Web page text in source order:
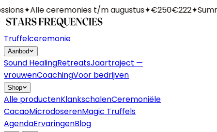
✦Alle ceremonies t/m augustus✦€250€222✦
Truffelceremonie
Aanbod
Sound HealingRetreatsJaartraject —
vrouwenCoachingVoor bedrijven
Shop
Alle productenKlankschalenCeremoniële
CacaoMicrodoserenMagic Truffels
AgendaErvaringenBlog